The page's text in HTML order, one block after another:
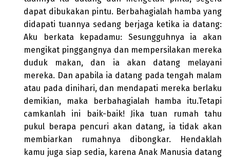
dapat dibukakan pintu. Berbahagialah hamba yang
didapati tuannya sedang berjaga ketika ia datang:
Aku berkata kepadamu: Sesungguhnya ia akan
mengikat pinggangnya dan mempersilakan mereka
duduk makan, dan ia akan datang melayani
mereka. Dan apabila ia datang pada tengah malam
atau pada dinihari, dan mendapati mereka berlaku
demikian, maka berbahagialah hamba itu.Tetapi
camkanlah ini baik-baik! Jika tuan rumah tahu
pukul berapa pencuri akan datang, ia tidak akan
membiarkan rumahnya dibongkar. Hendaklah
kamu juga siap sedia, karena Anak Manusia datang